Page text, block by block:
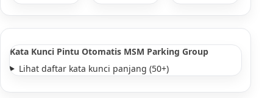
Kata Kunci Pintu Otomatis MSM Parking Group
Lihat daftar kata kunci panjang (50+)